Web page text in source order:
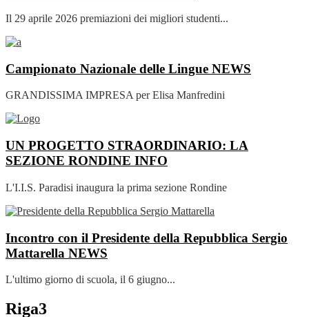
Il 29 aprile 2026 premiazioni dei migliori studenti...
Campionato Nazionale delle Lingue NEWS
GRANDISSIMA IMPRESA per Elisa Manfredini
UN PROGETTO STRAORDINARIO: LA
SEZIONE RONDINE INFO
L'I.I.S. Paradisi inaugura la prima sezione Rondine
Incontro con il Presidente della Repubblica Sergio
Mattarella NEWS
L'ultimo giorno di scuola, il 6 giugno...
Riga3